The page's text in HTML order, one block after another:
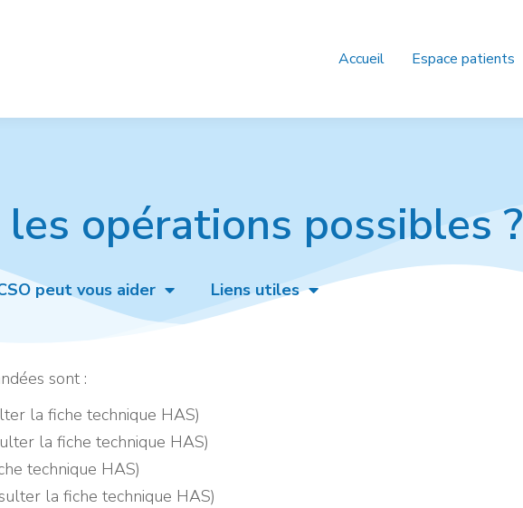
Accueil Espace patients
opérations possibles ?
peut vous aider Liens utiles
sont :
la fiche technique HAS)
la fiche technique HAS)
technique HAS)
la fiche technique HAS)